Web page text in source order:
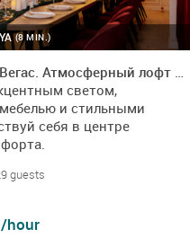
(8 MIN.)
Мемори лофт. Вегас. Атмосферный лофт с акцентным дизайном
светом,
и стильными
себя в центре
guests
/hour